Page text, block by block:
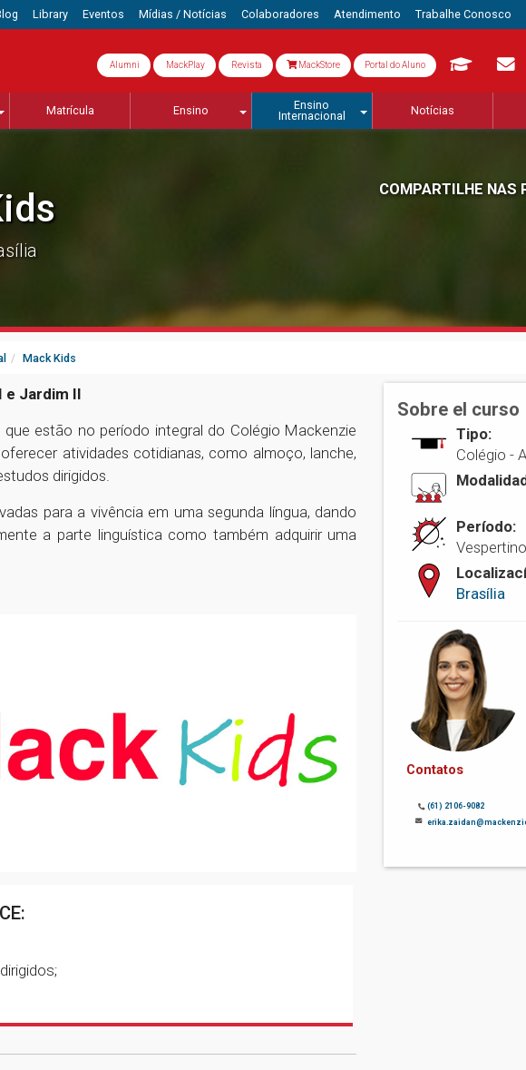
Library Eventos Mídias / Notícias Colaboradores Atendimento Trabalhe Conosco
Alumni MackPlay Revista MackStore Portal do Aluno
Matrícula Ensino
Ensino
Internacional
Notícias
COMPARTILHE NAS
Mack Kids
e Jardim II
estão no período integral do Colégio Mackenzie
atividades cotidianas, como almoço, lanche,
dirigidos.
para a vivência em uma segunda língua, dando
a parte linguística como também adquirir uma
Sobre el curso
Tipo:
Colégio -
Período:
Vespertino
Brasília
Contatos
(61) 2106-9082